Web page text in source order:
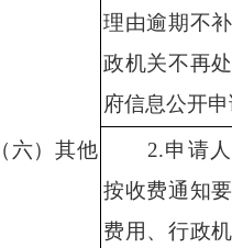
（六）其他
理由逾期不
政机关不再
府信息公开
2.申请
按收费通知
费用、行政